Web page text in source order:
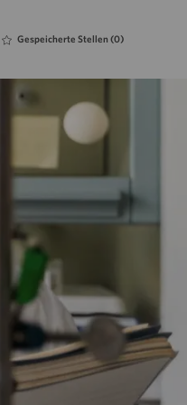
Gespeicherte Stellen (0)